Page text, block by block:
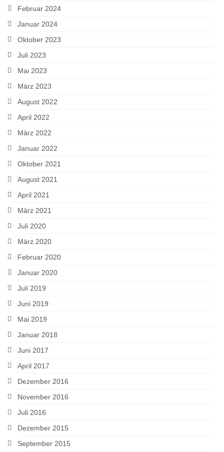
Februar 2024
Januar 2024
Oktober 2023
Juli 2023
Mai 2023
März 2023
August 2022
April 2022
März 2022
Januar 2022
Oktober 2021
August 2021
April 2021
März 2021
Juli 2020
März 2020
Februar 2020
Januar 2020
Juli 2019
Juni 2019
Mai 2019
Januar 2018
Juni 2017
April 2017
Dezember 2016
November 2016
Juli 2016
Dezember 2015
September 2015